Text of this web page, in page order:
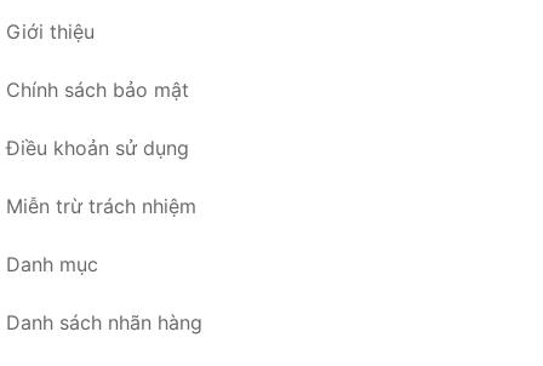
Giới thiệu
Chính sách bảo mật
Điều khoản sử dụng
Miễn trừ trách nhiệm
Danh mục
Danh sách nhãn hàng